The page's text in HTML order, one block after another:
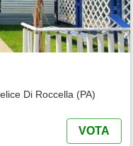
Di Roccella (PA)
VOTA